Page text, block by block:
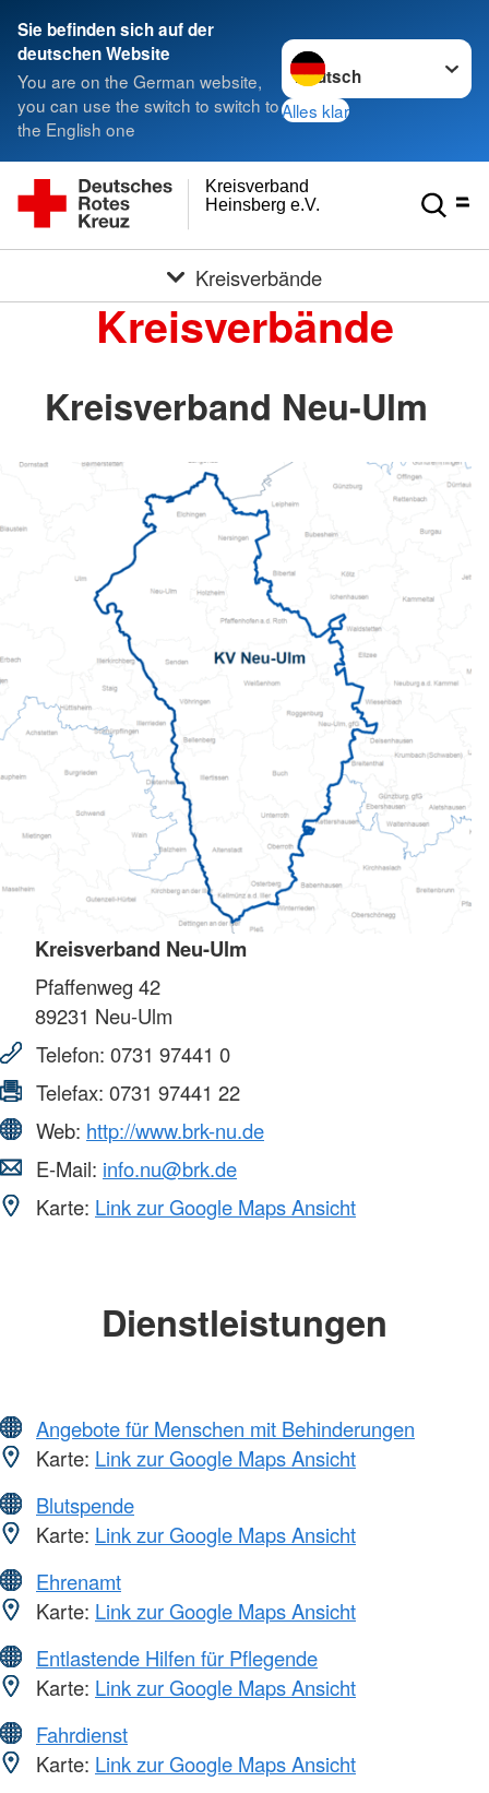
Sie befinden sich auf der
deutschen Website
You are on the German website,
you can use the switch to switch to
the English one
Sprache wechseln zu
Alles klar
Heinsberg e.V.
Kreisverband
Kreisverbände
Kreisverbände
Kreisverband Neu-Ulm
Kreisverband Neu-Ulm
Pfaffenweg 42
89231 Neu-Ulm
Telefon: 0731 97441 0
Telefax: 0731 97441 22
Web: http://www.brk-nu.de
E-Mail: info.nu@brk.de
Karte: Link zur Google Maps Ansicht
Dienstleistungen
Angebote für Menschen mit Behinderungen
Karte: Link zur Google Maps Ansicht
Blutspende
Karte: Link zur Google Maps Ansicht
Ehrenamt
Karte: Link zur Google Maps Ansicht
Entlastende Hilfen für Pflegende
Karte: Link zur Google Maps Ansicht
Fahrdienst
Karte: Link zur Google Maps Ansicht